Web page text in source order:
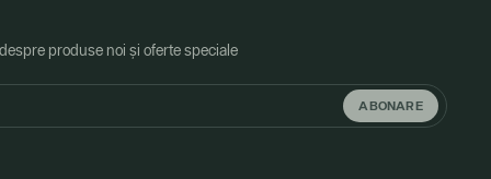
produse noi și oferte speciale
ABONARE